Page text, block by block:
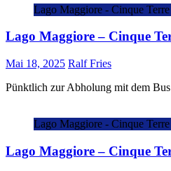
Lago Maggiore - Cinque Terre
Lago Maggiore – Cinque
Mai 18, 2025 Ralf Fries
Pünktlich zur Abholung mit dem
Lago Maggiore - Cinque Terre
Lago Maggiore – Cinque